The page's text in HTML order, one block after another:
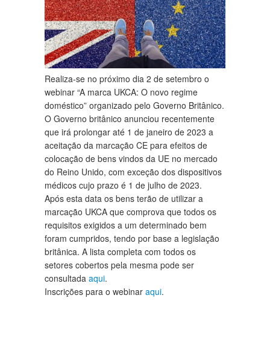
Realiza-se no próximo dia 2 de setembro o
webinar “A marca UKCA: O novo regime
doméstico” organizado pelo Governo Britânico.
O Governo britânico anunciou recentemente
que irá prolongar até 1 de janeiro de 2023 a
aceitação da marcação CE para efeitos de
colocação de bens vindos da UE no mercado
do Reino Unido, com exceção dos dispositivos
médicos cujo prazo é 1 de julho de 2023.
Após esta data os bens terão de utilizar a
marcação UKCA que comprova que todos os
requisitos exigidos a um determinado bem
foram cumpridos, tendo por base a legislação
britânica. A lista completa com todos os
setores cobertos pela mesma pode ser
consultada aqui.
Inscrições para o webinar aqui.